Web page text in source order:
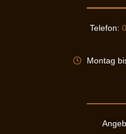
Telefon: 0
Montag